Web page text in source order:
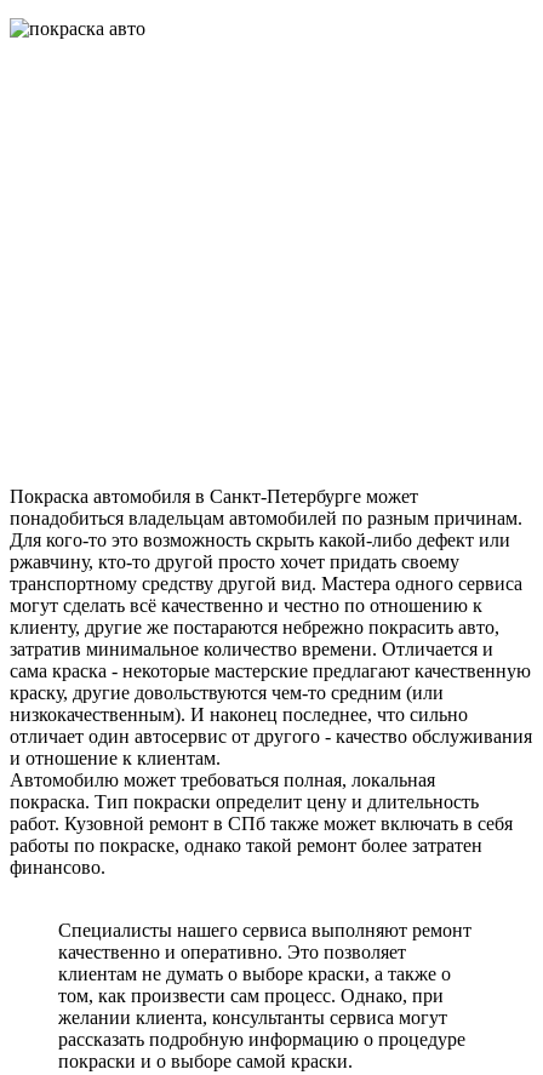
Покраска автомобиля в Санкт-Петербурге может
понадобиться владельцам автомобилей по разным причинам.
Для кого-то это возможность скрыть какой-либо дефект или
ржавчину, кто-то другой просто хочет придать своему
транспортному средству другой вид. Мастера одного сервиса
могут сделать всё качественно и честно по отношению к
клиенту, другие же постараются небрежно покрасить авто,
затратив минимальное количество времени. Отличается и
сама краска - некоторые мастерские предлагают качественную
краску, другие довольствуются чем-то средним (или
низкокачественным). И наконец последнее, что сильно
отличает один автосервис от другого - качество обслуживания
и отношение к клиентам.
Автомобилю может требоваться полная, локальная
покраска. Тип покраски определит цену и длительность
работ. Кузовной ремонт в СПб также может включать в себя
работы по покраске, однако такой ремонт более затратен
финансово.
Специалисты нашего сервиса выполняют ремонт
качественно и оперативно. Это позволяет
клиентам не думать о выборе краски, а также о
том, как произвести сам процесс. Однако, при
желании клиента, консультанты сервиса могут
рассказать подробную информацию о процедуре
покраски и о выборе самой краски.